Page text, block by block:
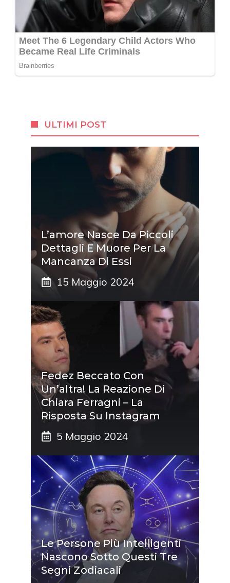
ULTIMI POST
L’amore Nasce Da Piccoli
Dettagli E Muore Per La
Mancanza Di Essi
15 Maggio 2024
Fedez Beccato Con
Un’altra! La Reazione Di
Chiara Ferragni – La
Risposta Su Instagram
5 Maggio 2024
Le Persone Più Intelligenti
Nascono Sotto Questi Tre
Segni Zodiacali